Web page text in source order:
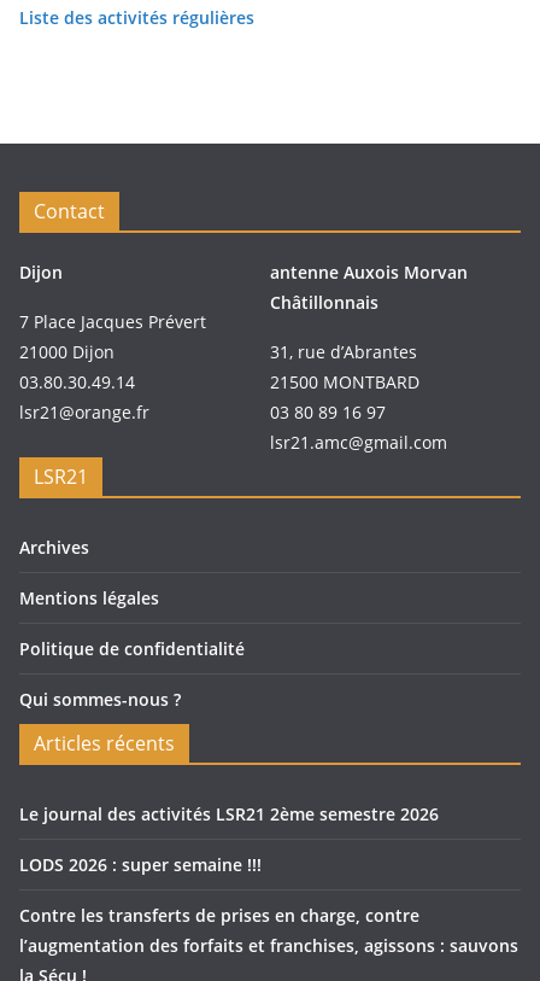
Liste des activités régulières
Contact
Dijon
7 Place Jacques Prévert
21000 Dijon
03.80.30.49.14
lsr21@orange.fr
antenne Auxois Morvan
Châtillonnais
31, rue d’Abrantes
21500 MONTBARD
03 80 89 16 97
lsr21.amc@gmail.com
LSR21
Archives
Mentions légales
Politique de confidentialité
Qui sommes-nous ?
Articles récents
Le journal des activités LSR21 2ème semestre 2026
LODS 2026 : super semaine !!!
Contre les transferts de prises en charge, contre
l’augmentation des forfaits et franchises, agissons : sauvons
la Sécu !